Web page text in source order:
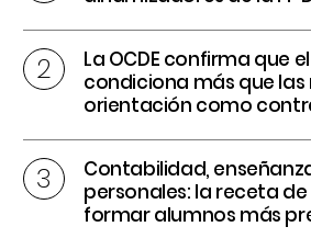
La OCDE confirma que
condiciona más que
orientación como
Contabilidad,
personales: la receta
formar alumnos más